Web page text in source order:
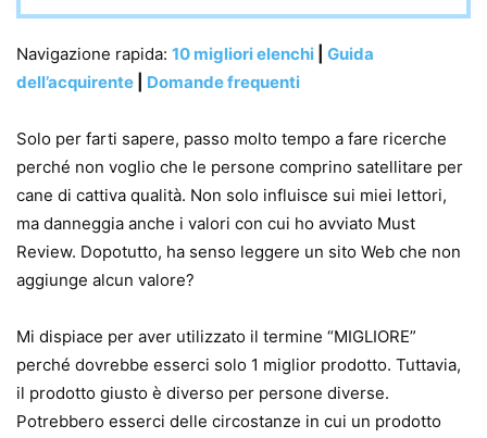
Navigazione rapida: 10 migliori elenchi
Guida
dell’acquirente
Domande frequenti
Solo per farti sapere, passo molto tempo a fare ricerche
perché non voglio che le persone comprino satellitare per
cane di cattiva qualità. Non solo influisce sui miei lettori,
ma danneggia anche i valori con cui ho avviato Must
Review. Dopotutto, ha senso leggere un sito Web che non
aggiunge alcun valore?
Mi dispiace per aver utilizzato il termine “MIGLIORE”
perché dovrebbe esserci solo 1 miglior prodotto. Tuttavia,
il prodotto giusto è diverso per persone diverse.
Potrebbero esserci delle circostanze in cui un prodotto